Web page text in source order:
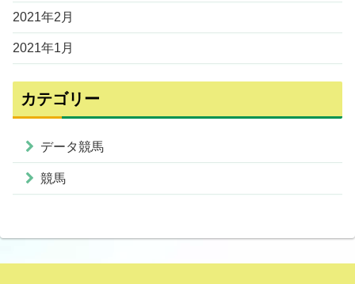
2021年2月
2021年1月
カテゴリー
データ競馬
競馬